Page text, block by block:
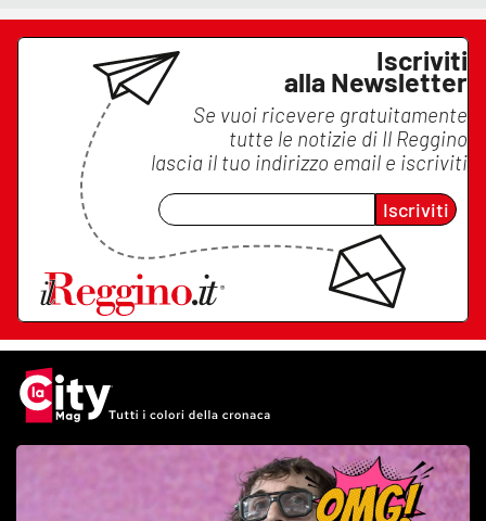
Iscriviti
alla Newsletter
Se vuoi ricevere gratuitamente
tutte le notizie di Il Reggino
lascia il tuo indirizzo email e iscriviti
Iscriviti